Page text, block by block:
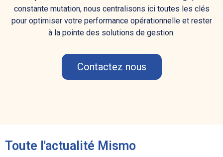
constante mutation, nous centralisons ici toutes les clés
pour optimiser votre performance opérationnelle et rester
à la pointe des solutions de gestion.
Contactez nous
Toute l'actualité Mismo